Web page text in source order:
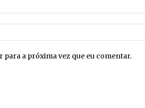
para a próxima vez que eu comentar.